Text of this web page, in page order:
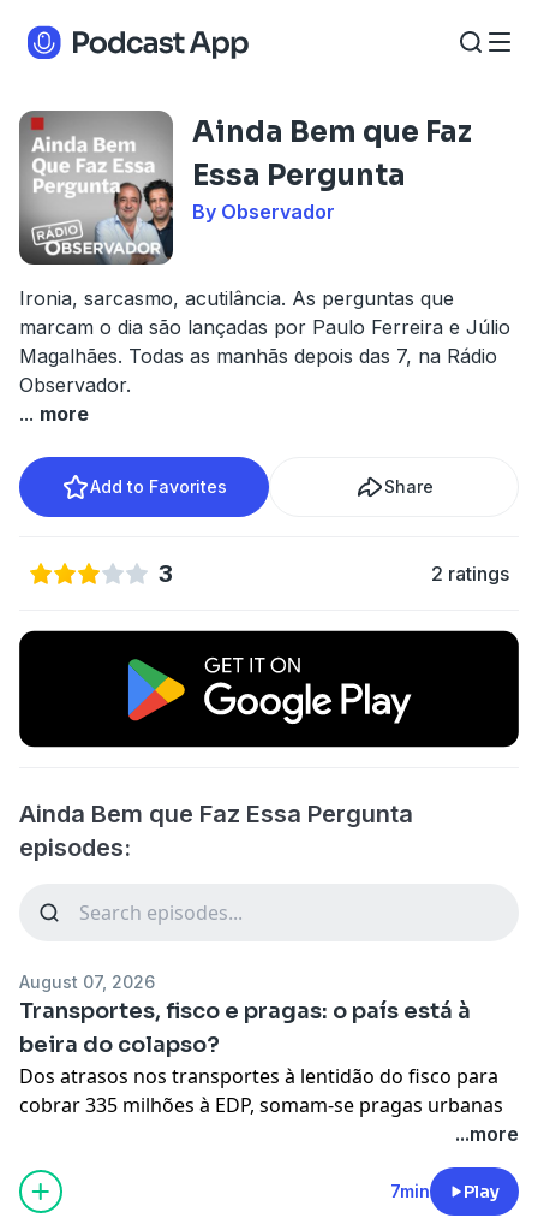
Ainda Bem que Faz
Essa Pergunta
By Observador
Ironia, sarcasmo, acutilância. As perguntas que
marcam o dia são lançadas por Paulo Ferreira e Júlio
Magalhães. Todas as manhãs depois das 7, na Rádio
Observador.
... more
Add to Favorites Share
3 2 ratings
Ainda Bem que Faz Essa Pergunta
episodes:
August 07, 2026
Transportes, fisco e pragas: o país está à
beira do colapso?
Dos atrasos nos transportes à lentidão do fisco para
cobrar 335 milhões à EDP, somam-se pragas urbanas
na Maia. Entre falhas das empresas e a ineficácia do
See omnystudio.com/listener for privacy information.
...more
7min Play